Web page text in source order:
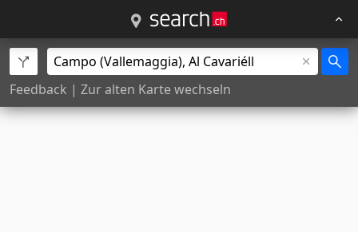
Feedback | Zur alten Karte wechseln